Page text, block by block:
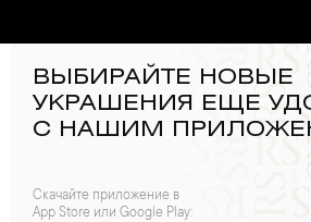
ВЫБИРАЙТЕ НОВЫЕ
УКРАШЕНИЯ ЕЩЕ
С НАШИМ
Скачайте приложение в
App Store или Google Play: